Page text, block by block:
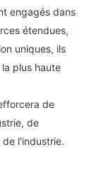
engagés dans
étendues,
uniques, ils
plus haute
de
de
l'industrie.